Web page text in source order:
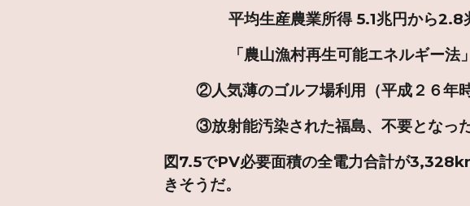
平均生産農業所得 5.1兆円から2.8
「農山漁村再生可能エネルギー法」(
②人気薄のゴルフ場利用（平成２６年
③放射能汚染された福島、不要となっ
図7.5でPV必要面積の全電力合計が
きそうだ。